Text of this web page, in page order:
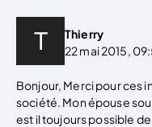
Thierry
22 mai 2015,
Bonjour, Merci pour ces
société. Mon épouse
est il toujours possible